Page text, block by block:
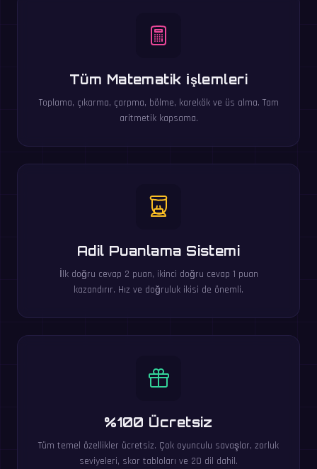
Tüm Matematik İşlemleri
Toplama, çıkarma, çarpma, bölme, karekök ve üs alma. Tam
aritmetik kapsama.
Adil Puanlama Sistemi
İlk doğru cevap 2 puan, ikinci doğru cevap 1 puan
kazandırır. Hız ve doğruluk ikisi de önemli.
%100 Ücretsiz
Tüm temel özellikler ücretsiz. Çok oyunculu savaşlar, zorluk
seviyeleri, skor tabloları ve 20 dil dahil.